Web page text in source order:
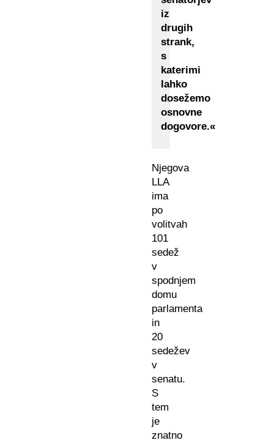
iz
drugih
strank,
s
katerimi
lahko
dosežemo
osnovne
dogovore.«
Njegova
LLA
ima
po
volitvah
101
sedež
v
spodnjem
domu
parlamenta
in
20
sedežev
v
senatu.
S
tem
je
znatno